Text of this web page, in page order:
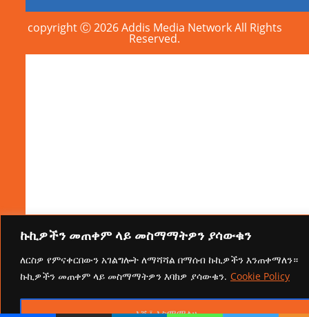
ኩኪዎችን መጠቀም ላይ መስማማትዎን ያሳውቁን
ለርስዎ የምናቀርበውን አገልግሎት ለማሻሻል በማሰብ ኩኪዎችን እንጠቀማለን።
ኩኪዎችን መጠቀም ላይ መስማማትዎን እባክዎ ያሳውቁን. Cookie Policy
እሺ፤ እስማማለሁ
copyright Ⓒ 2026 Addis Media Network All Rights
Reserved.